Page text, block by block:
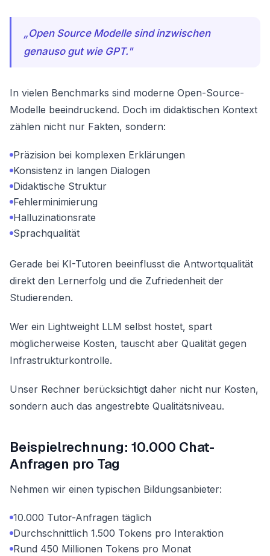
„Open Source Modelle sind inzwischen
genauso gut wie GPT."
In vielen Benchmarks sind moderne Open-Source-
Modelle beeindruckend. Doch im didaktischen Kontext
zählen nicht nur Fakten, sondern:
Präzision bei komplexen Erklärungen
Konsistenz in langen Dialogen
Didaktische Struktur
Fehlerminimierung
Halluzinationsrate
Sprachqualität
Gerade bei KI-Tutoren beeinflusst die Antwortqualität
direkt den Lernerfolg und die Zufriedenheit der
Studierenden.
Wer ein Lightweight LLM selbst hostet, spart
möglicherweise Kosten, tauscht aber Qualität gegen
Infrastrukturkontrolle.
Unser Rechner berücksichtigt daher nicht nur Kosten,
sondern auch das angestrebte Qualitätsniveau.
Beispielrechnung: 10.000 Chat-
Anfragen pro Tag
Nehmen wir einen typischen Bildungsanbieter:
10.000 Tutor-Anfragen täglich
Durchschnittlich 1.500 Tokens pro Interaktion
Rund 450 Millionen Tokens pro Monat